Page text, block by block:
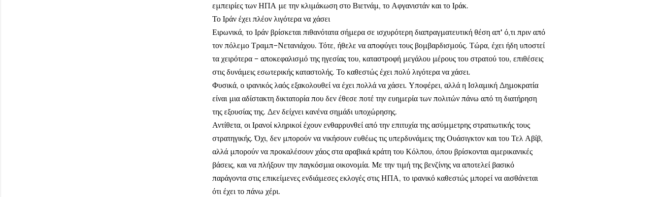
εμπειρίες των ΗΠΑ με την κλιμάκωση στο Βιετνάμ, το Αφγανιστάν και το Ιράκ.
Το Ιράν έχει πλέον λιγότερα να χάσει
Ειρωνικά, το Ιράν βρίσκεται πιθανότατα σήμερα σε ισχυρότερη διαπραγματευτική θέση απ' ό,τι πριν από
τον πόλεμο Τραμπ–Νετανιάχου. Τότε, ήθελε να αποφύγει τους βομβαρδισμούς. Τώρα, έχει ήδη υποστεί
τα χειρότερα – αποκεφαλισμό της ηγεσίας του, καταστροφή μεγάλου μέρους του στρατού του, επιθέσεις
στις δυνάμεις εσωτερικής καταστολής. Το καθεστώς έχει πολύ λιγότερα να χάσει.
Φυσικά, ο ιρανικός λαός εξακολουθεί να έχει πολλά να χάσει. Υποφέρει, αλλά η Ισλαμική Δημοκρατία
είναι μια αδίστακτη δικτατορία που δεν έθεσε ποτέ την ευημερία των πολιτών πάνω από τη διατήρηση
της εξουσίας της. Δεν δείχνει κανένα σημάδι υποχώρησης.
Αντίθετα, οι Ιρανοί κληρικοί έχουν ενθαρρυνθεί από την επιτυχία της ασύμμετρης στρατιωτικής τους
στρατηγικής. Όχι, δεν μπορούν να νικήσουν ευθέως τις υπερδυνάμεις της Ουάσιγκτον και του Τελ Αβίβ,
αλλά μπορούν να προκαλέσουν χάος στα αραβικά κράτη του Κόλπου, όπου βρίσκονται αμερικανικές
βάσεις, και να πλήξουν την παγκόσμια οικονομία. Με την τιμή της βενζίνης να αποτελεί βασικό
παράγοντα στις επικείμενες ενδιάμεσες εκλογές στις ΗΠΑ, το ιρανικό καθεστώς μπορεί να αισθάνεται
ότι έχει το πάνω χέρι.